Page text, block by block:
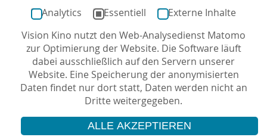
Weitere Informationen sowie alle Termine unter
https://cinefete.de/
zurück zur Übersicht / Projektarchiv
© 2026 Vision Kino
Analytics Essentiell
Externe Inhalte
Vision Kino nutzt den Web-Analysedienst Matomo
zur Optimierung der Website. Die Software läuft
dabei ausschließlich auf den Servern unserer
Website. Eine Speicherung der anonymisierten
Daten findet nur dort statt, Daten werden nicht an
Dritte weitergegeben.
ALLE AKZEPTIEREN